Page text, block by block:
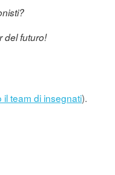
del futuro!
il team di insegnati).